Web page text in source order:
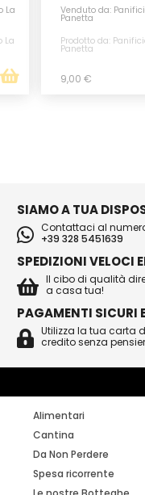
La
La
Venduto da:
Panetta
Prodotto da:
Panetta
9,00 €
SIAMO A TUA
Contattaci al
+39 328 5451639
SPEDIZIONI VELOCI
Il cibo di qualità
a casa tua!
PAGAMENTI SICURI
Utilizza la tua carta
credito senza
Alimentari
Cantina
Da Non Perdere
Spesa ricorrente